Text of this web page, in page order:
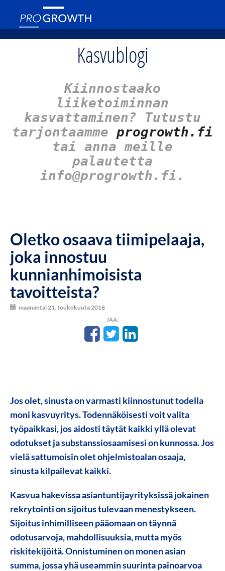
Kasvublogi
Kiinnostaako
liiketoiminnan
kasvattaminen? Tutustu
tarjontaamme progrowth.fi
tai anna meille
palautetta
info@progrowth.fi.
Oletko osaava tiimipelaaja,
joka innostuu
kunnianhimoisista
tavoitteista?
maanantai 21. toukokuuta 2018
JAA:
Jos olet, sinusta on varmasti kiinnostunut todella
moni kasvuyritys. Todennäköisesti voit valita
työpaikkasi, jos aidosti täytät kaikki yllä olevat
odotukset ja substanssiosaamisesi on kunnossa. Jos
vielä sattumoisin olet ohjelmistoalan osaaja,
sinusta kilpailevat kaikki.
Kasvua hakevissa asiantuntijayrityksissä jokainen
rekrytointi on sijoitus tulevaan menestykseen.
Sijoitus inhimilliseen pääomaan on täynnä
odotusarvoja, mahdollisuuksia, mutta myös
riskitekijöitä. Onnistuminen on monen asian
summa, jossa yhä useammin suurinta painoarvoa